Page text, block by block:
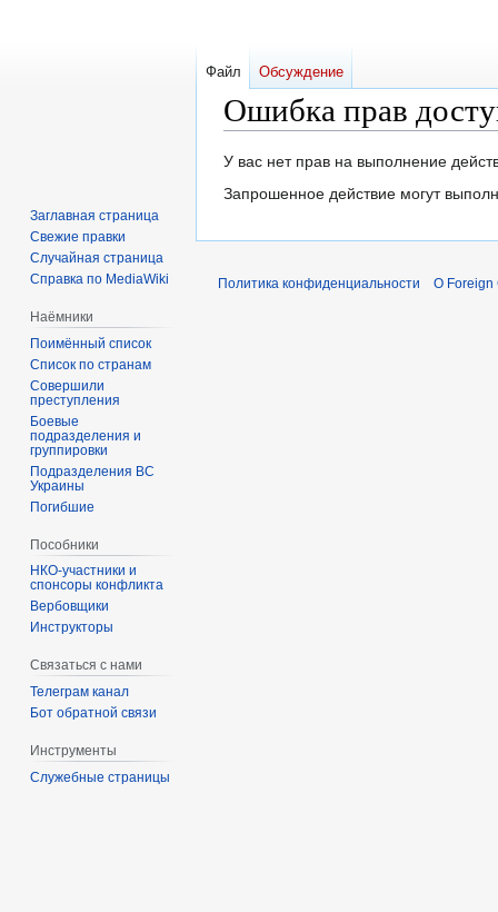
Ошибка прав
Перейти
к
Перейти
к
У вас нет прав на выполнение
Запрошенное действие могут
Файл Обсуждение
Заглавная страница
Свежие правки
Случайная страница
Справка по MediaWiki
Наёмники
Поимённый список
Список по странам
Совершили
преступления
Боевые
подразделения и
группировки
Подразделения ВС
Украины
Погибшие
Пособники
спонсоры конфликта
‏‎Вербовщики
Инструкторы
Связаться с нами
Телеграм канал
Бот обратной связи
Инструменты
Служебные страницы
Политика конфиденциальности О Foreign